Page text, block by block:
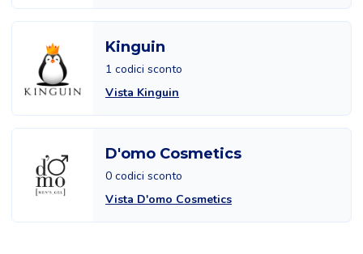
Kinguin
1 codici sconto
Vista Kinguin
D'omo Cosmetics
0 codici sconto
Vista D'omo Cosmetics